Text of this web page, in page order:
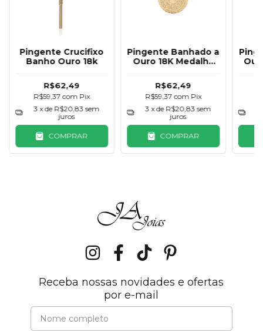
Pingente Crucifixo
Banho Ouro 18k
R$62,49
R$59,37com Pix
3 x de R$20,83 sem
juros
COMPRAR
Pingente Banhado a
Ouro 18K Medalha
R$62,49
R$59,37com Pix
3 x de R$20,83 sem
juros
COMPRAR
Receba nossas novidades e ofertas
por e-mail